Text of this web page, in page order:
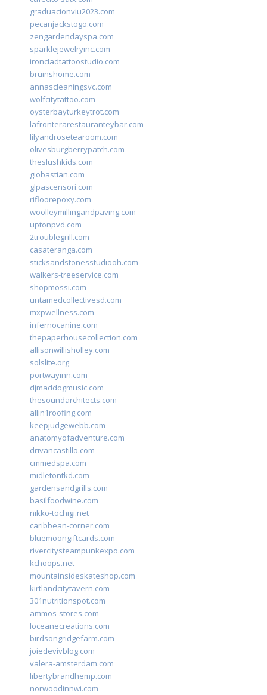
graduacionviu2023.com
pecanjackstogo.com
zengardendayspa.com
sparklejewelryinc.com
ironcladtattoostudio.com
bruinshome.com
annascleaningsvc.com
wolfcitytattoo.com
oysterbayturkeytrot.com
lafronterarestauranteybar.com
lilyandrosetearoom.com
olivesburgberrypatch.com
theslushkids.com
giobastian.com
glpascensori.com
rifloorepoxy.com
woolleymillingandpaving.com
uptonpvd.com
2troublegrill.com
casateranga.com
sticksandstonesstudiooh.com
walkers-treeservice.com
shopmossi.com
untamedcollectivesd.com
mxpwellness.com
infernocanine.com
thepaperhousecollection.com
allisonwillisholley.com
solslite.org
portwayinn.com
djmaddogmusic.com
thesoundarchitects.com
allin1roofing.com
keepjudgewebb.com
anatomyofadventure.com
drivancastillo.com
cmmedspa.com
midletontkd.com
gardensandgrills.com
basilfoodwine.com
nikko-tochigi.net
caribbean-corner.com
bluemoongiftcards.com
rivercitysteampunkexpo.com
kchoops.net
mountainsideskateshop.com
kirtlandcitytavern.com
301nutritionspot.com
ammos-stores.com
loceanecreations.com
birdsongridgefarm.com
joiedevivblog.com
valera-amsterdam.com
libertybrandhemp.com
norwoodinnwi.com